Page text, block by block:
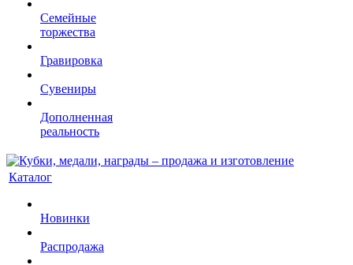
Семейные
торжества
Гравировка
Сувениры
Дополненная
реальность
Каталог
Новинки
Распродажа